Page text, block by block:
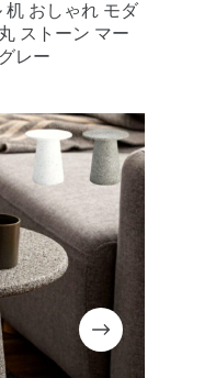
机 おしゃれ モダ
ストーン マー
レー